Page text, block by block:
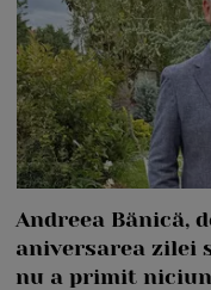
Andreea Bănică,
aniversarea zilei
nu a primit